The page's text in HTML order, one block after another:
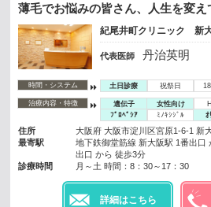
薄毛でお悩みの皆さん、人生を変え
紀尾井町クリニック 新
代表医師 丹治英明
時間・システム 土日診療 祝祭日
治療内容・特徴 遺伝子 女性向け
ﾌﾟﾛﾍﾟｼｱ
ﾐﾉｷｼｼﾞﾙ ｵ
住所
大阪府 大阪市淀川区宮原1-6-1 新
最寄駅
地下鉄御堂筋線 新大阪駅 1番出口
出口 から 徒歩3分
診療時間
月～土 時間：8：30～17：30
詳細はこちら